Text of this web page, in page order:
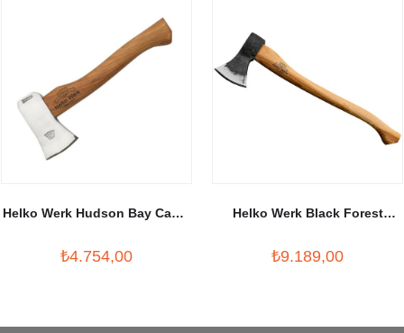
Helko Werk Hudson Bay Camp
₺4.754,00
Helko Werk Black Forest
₺9.189,00